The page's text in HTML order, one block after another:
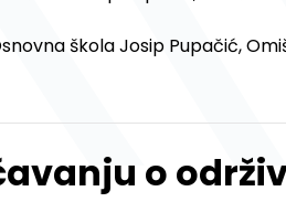
škola Josip Pupačić,
o